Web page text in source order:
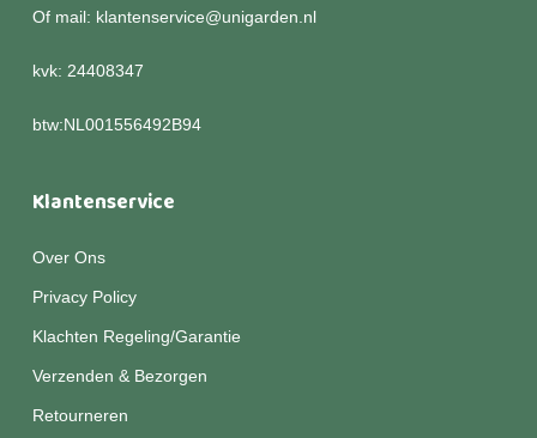
Of mail: klantenservice@unigarden.nl
kvk: 24408347
btw:NL001556492B94
Klantenservice
Over Ons
Privacy Policy
Klachten Regeling/Garantie
Verzenden & Bezorgen
Retourneren